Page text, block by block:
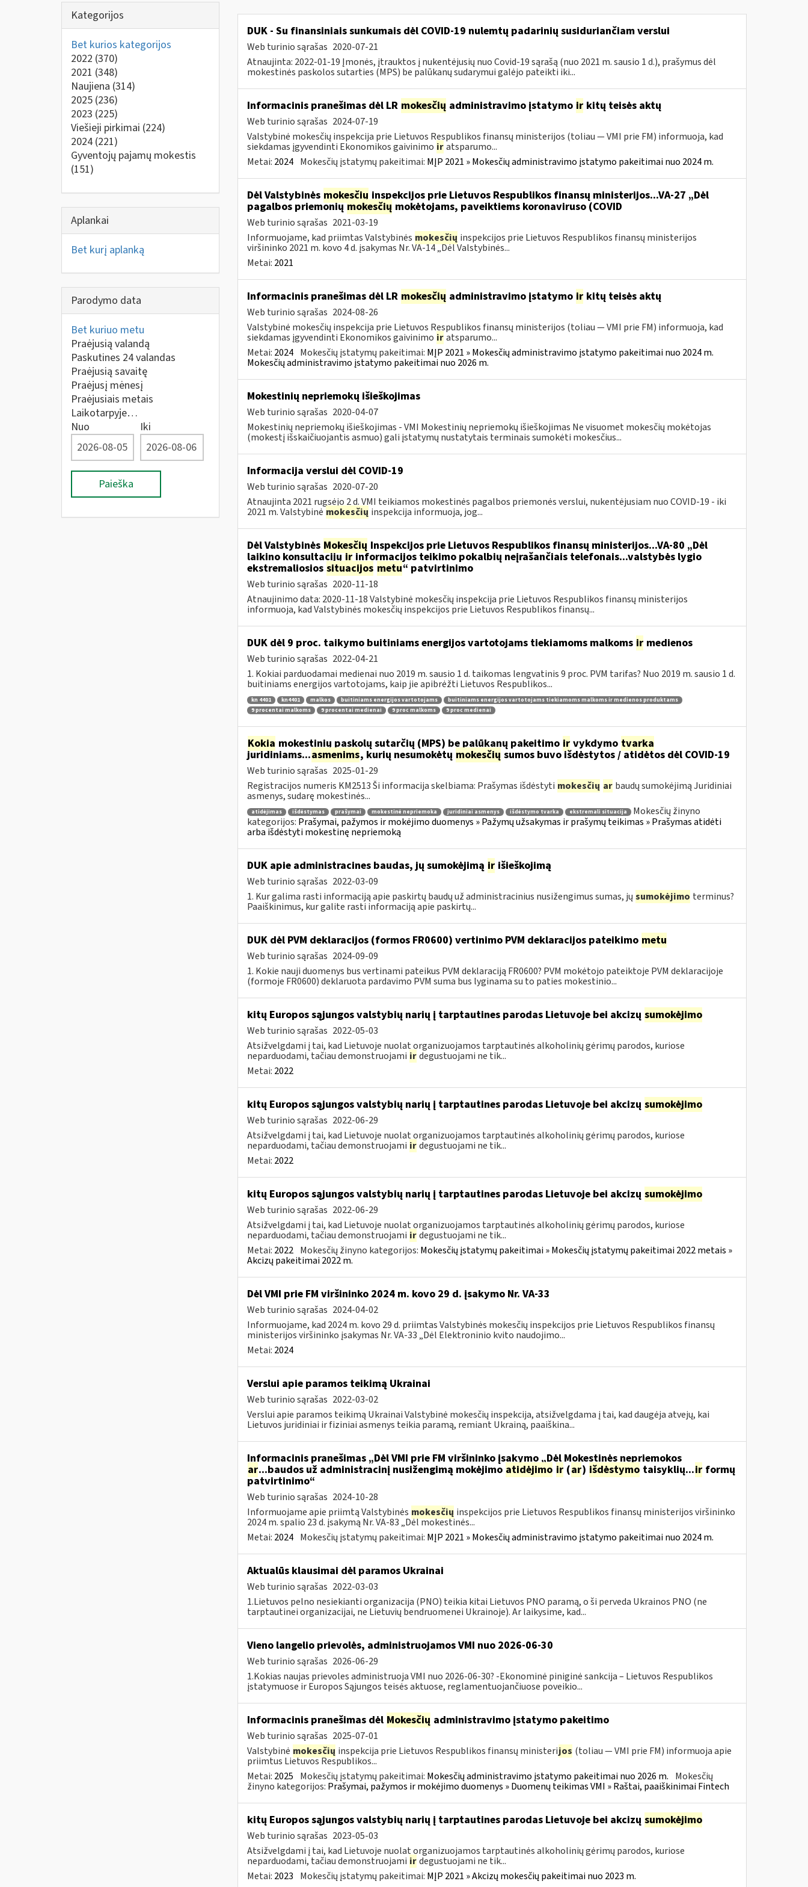
Kategorijos
Bet kurios kategorijos
2022 (370)
2021 (348)
Naujiena (314)
2025 (236)
2023 (225)
Viešieji pirkimai (224)
2024 (221)
Gyventojų pajamų mokestis
(151)
Aplankai
Bet kurį aplanką
Parodymo data
Bet kuriuo metu
Praėjusią valandą
Paskutines 24 valandas
Praėjusią savaitę
Praėjusį mėnesį
Praėjusiais metais
Laikotarpyje…
Nuo
Iki
Paieška
DUK - Su finansiniais sunkumais dėl COVID-19 nulemtų padarinių susiduriančiam verslui
Web turinio sąrašas 2020-07-21
Atnaujinta: 2022-01-19 Įmonės, įtrauktos į nukentėjusių nuo Covid-19 sąrašą (nuo 2021 m. sausio 1 d.), prašymus dėl
mokestinės paskolos sutarties (MPS) be palūkanų sudarymui galėjo pateikti iki...
Informacinis pranešimas dėl LR mokesčių administravimo įstatymo irkitų teisės aktų
Web turinio sąrašas 2024-07-19
Valstybinė mokesčių inspekcija prie Lietuvos Respublikos finansų ministerijos (toliau — VMI prie FM) informuoja, kad
siekdamas įgyvendinti Ekonomikos gaivinimo ir atsparumo...
Metai: 2024 Mokesčių įstatymų pakeitimai: MĮP 2021 » Mokesčių administravimo įstatymo pakeitimai nuo 2024 m.
Dėl Valstybinės mokesčiųinspekcijos prie Lietuvos Respublikos finansų ministerijos...VA-27 „Dėl
pagalbos priemoniųmokesčių mokėtojams, paveiktiems koronaviruso (COVID
Web turinio sąrašas 2021-03-19
Informuojame, kad priimtas Valstybinės mokesčių inspekcijos prie Lietuvos Respublikos finansų ministerijos
viršininko 2021 m. kovo 4 d. įsakymas Nr. VA-14 „Dėl Valstybinės...
Metai: 2021
Informacinis pranešimas dėl LR mokesčių administravimo įstatymo irkitų teisės aktų
Web turinio sąrašas 2024-08-26
Valstybinė mokesčių inspekcija prie Lietuvos Respublikos finansų ministerijos (toliau — VMI prie FM) informuoja, kad
siekdamas įgyvendinti Ekonomikos gaivinimo ir atsparumo...
Metai: 2024 Mokesčių įstatymų pakeitimai: MĮP 2021 » Mokesčių administravimo įstatymo pakeitimai nuo 2024 m.
Mokesčių administravimo įstatymo pakeitimai nuo 2026 m.
Mokestinių nepriemokų išieškojimas
Web turinio sąrašas 2020-04-07
Mokestinių nepriemokų išieškojimas - VMI Mokestinių nepriemokų išieškojimas Ne visuomet mokesčių mokėtojas
(mokestį išskaičiuojantis asmuo) gali įstatymų nustatytais terminais sumokėti mokesčius...
Informacija verslui dėl COVID-19
Web turinio sąrašas 2020-07-20
Atnaujinta 2021 rugsėjo 2 d. VMI teikiamos mokestinės pagalbos priemonės verslui, nukentėjusiam nuo COVID-19 - iki
2021 m. Valstybinė mokesčių inspekcija informuoja, jog...
Dėl Valstybinės Mokesčių Inspekcijos prie Lietuvos Respublikos finansų ministerijos...VA-80 „Dėl
laikino konsultacijųirinformacijos teikimo pokalbių neįrašančiais telefonais...valstybės lygio
ekstremaliosios situacijos metu“ patvirtinimo
Web turinio sąrašas 2020-11-18
Atnaujinimo data: 2020-11-18 Valstybinė mokesčių inspekcija prie Lietuvos Respublikos finansų ministerijos
informuoja, kad Valstybinės mokesčių inspekcijos prie Lietuvos Respublikos finansų...
DUK dėl 9 proc. taikymo buitiniams energijos vartotojams tiekiamoms malkoms irmedienos
Web turinio sąrašas 2022-04-21
1. Kokiai parduodamai medienai nuo 2019 m. sausio 1 d. taikomas lengvatinis 9 proc. PVM tarifas? Nuo 2019 m. sausio 1 d.
buitiniams energijos vartotojams, kaip jie apibrėžti Lietuvos Respublikos...
kn 4401 kn4401 malkos buitiniams energijos vartotojams
buitiniams energijos vartotojams tiekiamoms malkoms ir medienos produktams
9 procentai malkoms
9 procentai medienai 9 proc malkoms 9 proc medienai
Kokia mokestinių paskolų sutarčių (MPS) be palūkanų pakeitimo irvykdymo tvarka
juridiniams...asmenims, kurių nesumokėtų mokesčių sumos buvo išdėstytos / atidėtos dėl COVID-19
Web turinio sąrašas 2025-01-29
Registracijos numeris KM2513 Ši informacija skelbiama: Prašymas išdėstyti mokesčių ar baudų sumokėjimą Juridiniai
asmenys, sudarę mokestinės...
atidėjimas išdėstymas prašymai mokestinė nepriemoka juridiniai asmenys išdėstymo tvarka ekstremali situacija
Mokesčių žinyno
kategorijos: Prašymai, pažymos ir mokėjimo duomenys » Pažymų užsakymas ir prašymų teikimas » Prašymas atidėti
arba išdėstyti mokestinę nepriemoką
DUK apie administracines baudas, jų sumokėjimą irišieškojimą
Web turinio sąrašas 2022-03-09
1. Kur galima rasti informaciją apie paskirtų baudų už administracinius nusižengimus sumas, jų sumokėjimo terminus?
Paaiškinimus, kur galite rasti informaciją apie paskirtų...
DUK dėl PVM deklaracijos (formos FR0600) vertinimo PVM deklaracijos pateikimo metu
Web turinio sąrašas 2024-09-09
1. Kokie nauji duomenys bus vertinami pateikus PVM deklaraciją FR0600? PVM mokėtojo pateiktoje PVM deklaracijoje
(formoje FR0600) deklaruota pardavimo PVM suma bus lyginama su to paties mokestinio...
kitų Europos sąjungos valstybių narių į tarptautines parodas Lietuvoje bei akcizų sumokėjimo
Web turinio sąrašas 2022-05-03
Atsižvelgdami į tai, kad Lietuvoje nuolat organizuojamos tarptautinės alkoholinių gėrimų parodos, kuriose
neparduodami, tačiau demonstruojami ir degustuojami ne tik...
Metai: 2022
kitų Europos sąjungos valstybių narių į tarptautines parodas Lietuvoje bei akcizų sumokėjimo
Web turinio sąrašas 2022-06-29
Atsižvelgdami į tai, kad Lietuvoje nuolat organizuojamos tarptautinės alkoholinių gėrimų parodos, kuriose
neparduodami, tačiau demonstruojami ir degustuojami ne tik...
Metai: 2022
kitų Europos sąjungos valstybių narių į tarptautines parodas Lietuvoje bei akcizų sumokėjimo
Web turinio sąrašas 2022-06-29
Atsižvelgdami į tai, kad Lietuvoje nuolat organizuojamos tarptautinės alkoholinių gėrimų parodos, kuriose
neparduodami, tačiau demonstruojami ir degustuojami ne tik...
Metai: 2022 Mokesčių žinyno kategorijos: Mokesčių įstatymų pakeitimai » Mokesčių įstatymų pakeitimai 2022 metais »
Akcizų pakeitimai 2022 m.
Dėl VMI prie FM viršininko 2024 m. kovo 29 d. įsakymo Nr. VA-33
Web turinio sąrašas 2024-04-02
Informuojame, kad 2024 m. kovo 29 d. priimtas Valstybinės mokesčių inspekcijos prie Lietuvos Respublikos finansų
ministerijos viršininko įsakymas Nr. VA-33 „Dėl Elektroninio kvito naudojimo...
Metai: 2024
Verslui apie paramos teikimą Ukrainai
Web turinio sąrašas 2022-03-02
Verslui apie paramos teikimą Ukrainai Valstybinė mokesčių inspekcija, atsižvelgdama į tai, kad daugėja atvejų, kai
Lietuvos juridiniai ir fiziniai asmenys teikia paramą, remiant Ukrainą, paaiškina...
Informacinis pranešimas „Dėl VMI prie FM viršininko įsakymo „Dėl Mokestinės nepriemokos
ar...baudos už administracinį nusižengimą mokėjimo atidėjimo ir(ar) išdėstymo taisyklių...irformų
patvirtinimo“
Web turinio sąrašas 2024-10-28
Informuojame apie priimtą Valstybinės mokesčių inspekcijos prie Lietuvos Respublikos finansų ministerijos viršininko
2024 m. spalio 23 d. įsakymą Nr. VA-83 „Dėl mokestinės...
Metai: 2024 Mokesčių įstatymų pakeitimai: MĮP 2021 » Mokesčių administravimo įstatymo pakeitimai nuo 2024 m.
Aktualūs klausimai dėl paramos Ukrainai
Web turinio sąrašas 2022-03-03
1.Lietuvos pelno nesiekianti organizacija (PNO) teikia kitai Lietuvos PNO paramą, o ši perveda Ukrainos PNO (ne
tarptautinei organizacijai, ne Lietuvių bendruomenei Ukrainoje). Ar laikysime, kad...
Vieno langelio prievolės, administruojamos VMI nuo 2026-06-30
Web turinio sąrašas 2026-06-29
1.Kokias naujas prievoles administruoja VMI nuo 2026-06-30? -Ekonominė piniginė sankcija – Lietuvos Respublikos
įstatymuose ir Europos Sąjungos teisės aktuose, reglamentuojančiuose poveikio...
Informacinis pranešimas dėl Mokesčių administravimo įstatymo pakeitimo
Web turinio sąrašas 2025-07-01
Valstybinė mokesčių inspekcija prie Lietuvos Respublikos finansų ministerijos (toliau — VMI prie FM) informuoja apie
priimtus Lietuvos Respublikos...
Metai: 2025 Mokesčių įstatymų pakeitimai: Mokesčių administravimo įstatymo pakeitimai nuo 2026 m. Mokesčių
žinyno kategorijos: Prašymai, pažymos ir mokėjimo duomenys » Duomenų teikimas VMI » Raštai, paaiškinimai Fintech
kitų Europos sąjungos valstybių narių į tarptautines parodas Lietuvoje bei akcizų sumokėjimo
Web turinio sąrašas 2023-05-03
Atsižvelgdami į tai, kad Lietuvoje nuolat organizuojamos tarptautinės alkoholinių gėrimų parodos, kuriose
neparduodami, tačiau demonstruojami ir degustuojami ne tik...
Metai: 2023 Mokesčių įstatymų pakeitimai: MĮP 2021 » Akcizų mokesčių pakeitimai nuo 2023 m.